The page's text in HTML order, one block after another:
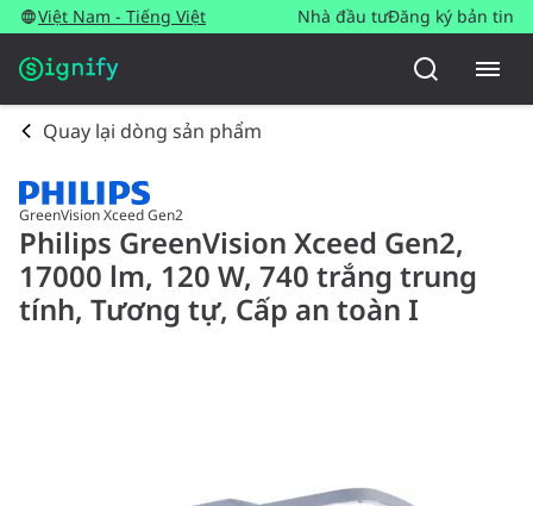
Việt Nam - Tiếng Việt Nhà đầu tưĐăng ký bản tin
Quay lại dòng sản phẩm
GreenVision Xceed Gen2
Philips GreenVision Xceed Gen2,
17000 lm, 120 W, 740 trắng trung
tính, Tương tự, Cấp an toàn I